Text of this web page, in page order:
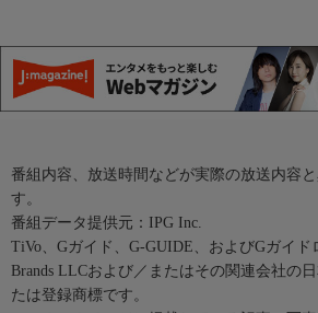
番組内容、放送時間などが実際の放送内容
す。
番組データ提供元：IPG Inc.
TiVo、Gガイド、G-GUIDE、およびGガイド
Brands LLCおよび／またはその関連会社の
たは登録商標です。